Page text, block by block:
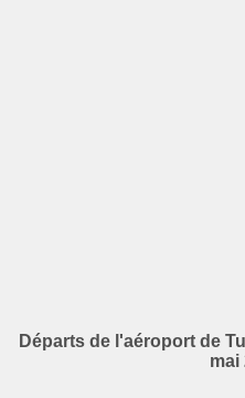
Départs de l'aéroport de
mai